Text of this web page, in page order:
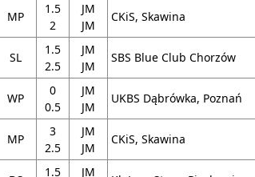
MP
1.5
2
JM
JM
CKiS, Skawina
SL
1.5
2.5
JM
JM
SBS Blue Club Chorzów
WP
0
0.5
JM
JM
UKBS Dąbrówka, Poznań
MP
3
2.5
JM
JM
CKiS, Skawina
1.5
JM